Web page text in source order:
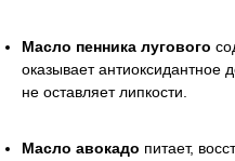
Масло пенника лугового
оказывает антиоксидантное
не оставляет липкости.
Масло авокадо питает,